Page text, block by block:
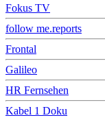
Fokus TV
follow me.reports
Frontal
Galileo
HR Fernsehen
Kabel 1 Doku